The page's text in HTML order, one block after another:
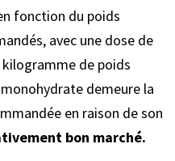
fonction du poids
avec une dose de
de poids
demeure la
en raison de son
bon marché.